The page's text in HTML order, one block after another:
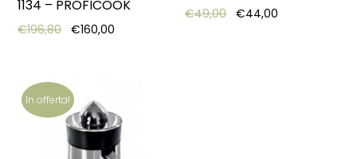
1134 – PROFICOOK
€196,80 Original price was: €196,80.
€160,00
€49,00 Original price was:
€44,00
In offerta!